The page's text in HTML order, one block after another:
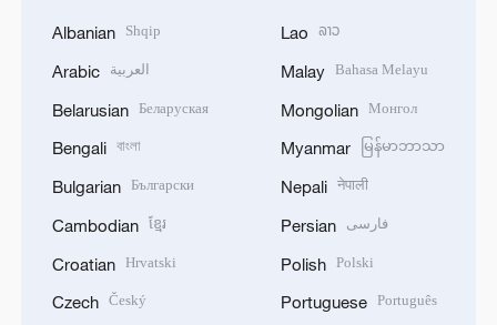
Albanian Shqip
Arabic العربية
Belarusian Беларуская
Bengali বাংলা
Bulgarian Български
Cambodian ខ្មែរ
Croatian Hrvatski
Czech Český
Lao ລາວ
Malay Bahasa Melayu
Mongolian Монгол
Myanmar မြန်မာဘာသာ
Nepali नेपाली
Persian فارسی
Polish Polski
Portuguese Português